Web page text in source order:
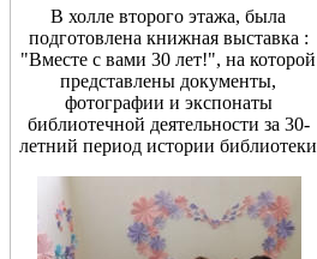
В холле второго этажа, была
подготовлена книжная выставка :
"Вместе с вами 30 лет!", на которой
представлены документы,
фотографии и экспонаты
библиотечной деятельности за 30-
летний период истории библиотеки